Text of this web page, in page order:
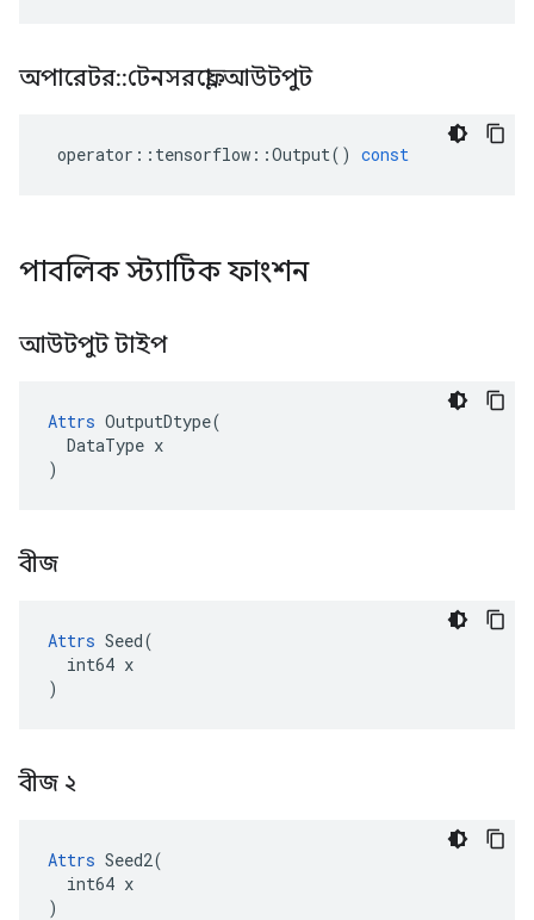
অপারেটর::টেনসরফ্লো::আউটপুট
operator :: tensorflow ::Output() const
পাবলিক স্ট্যাটিক ফাংশন
আউটপুট টাইপ
Attrs OutputDtype(
DataType x
)
বীজ
Attrs Seed(
  int64 x
)
বীজ ২
Attrs Seed2(
  int64 x
)